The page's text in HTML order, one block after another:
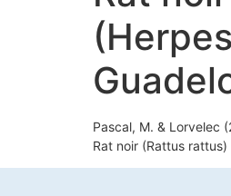
Pascal, M. & Lorvelec
Rat noir (Rattus